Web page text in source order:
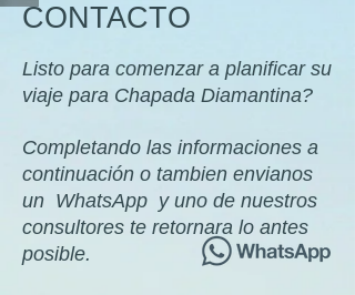
CONTACTO
Listo para comenzar a planificar su
viaje para Chapada Diamantina?
Completando las informaciones a
continuación o tambien envianos
un WhatsApp y uno de nuestros
consultores te retornara lo antes
posible.